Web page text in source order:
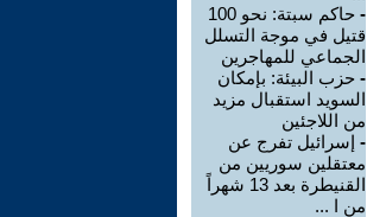
-
حاكم سبتة: نحو 100
قتيل في موجة التسلل
الجماعي للمهاجرين
- حزب البيئة: بإمكان
السويد استقبال مزيد
من اللاجئين
- إسرائيل تفرج عن
معتقلين سوريين من
القنيطرة بعد 13 شهراً
من ا ...